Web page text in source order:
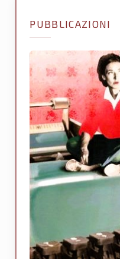
PUBBLICAZIONI